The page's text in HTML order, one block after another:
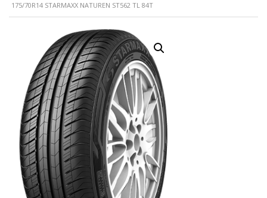
175/70R14 STARMAXX NATUREN ST562 TL 84T